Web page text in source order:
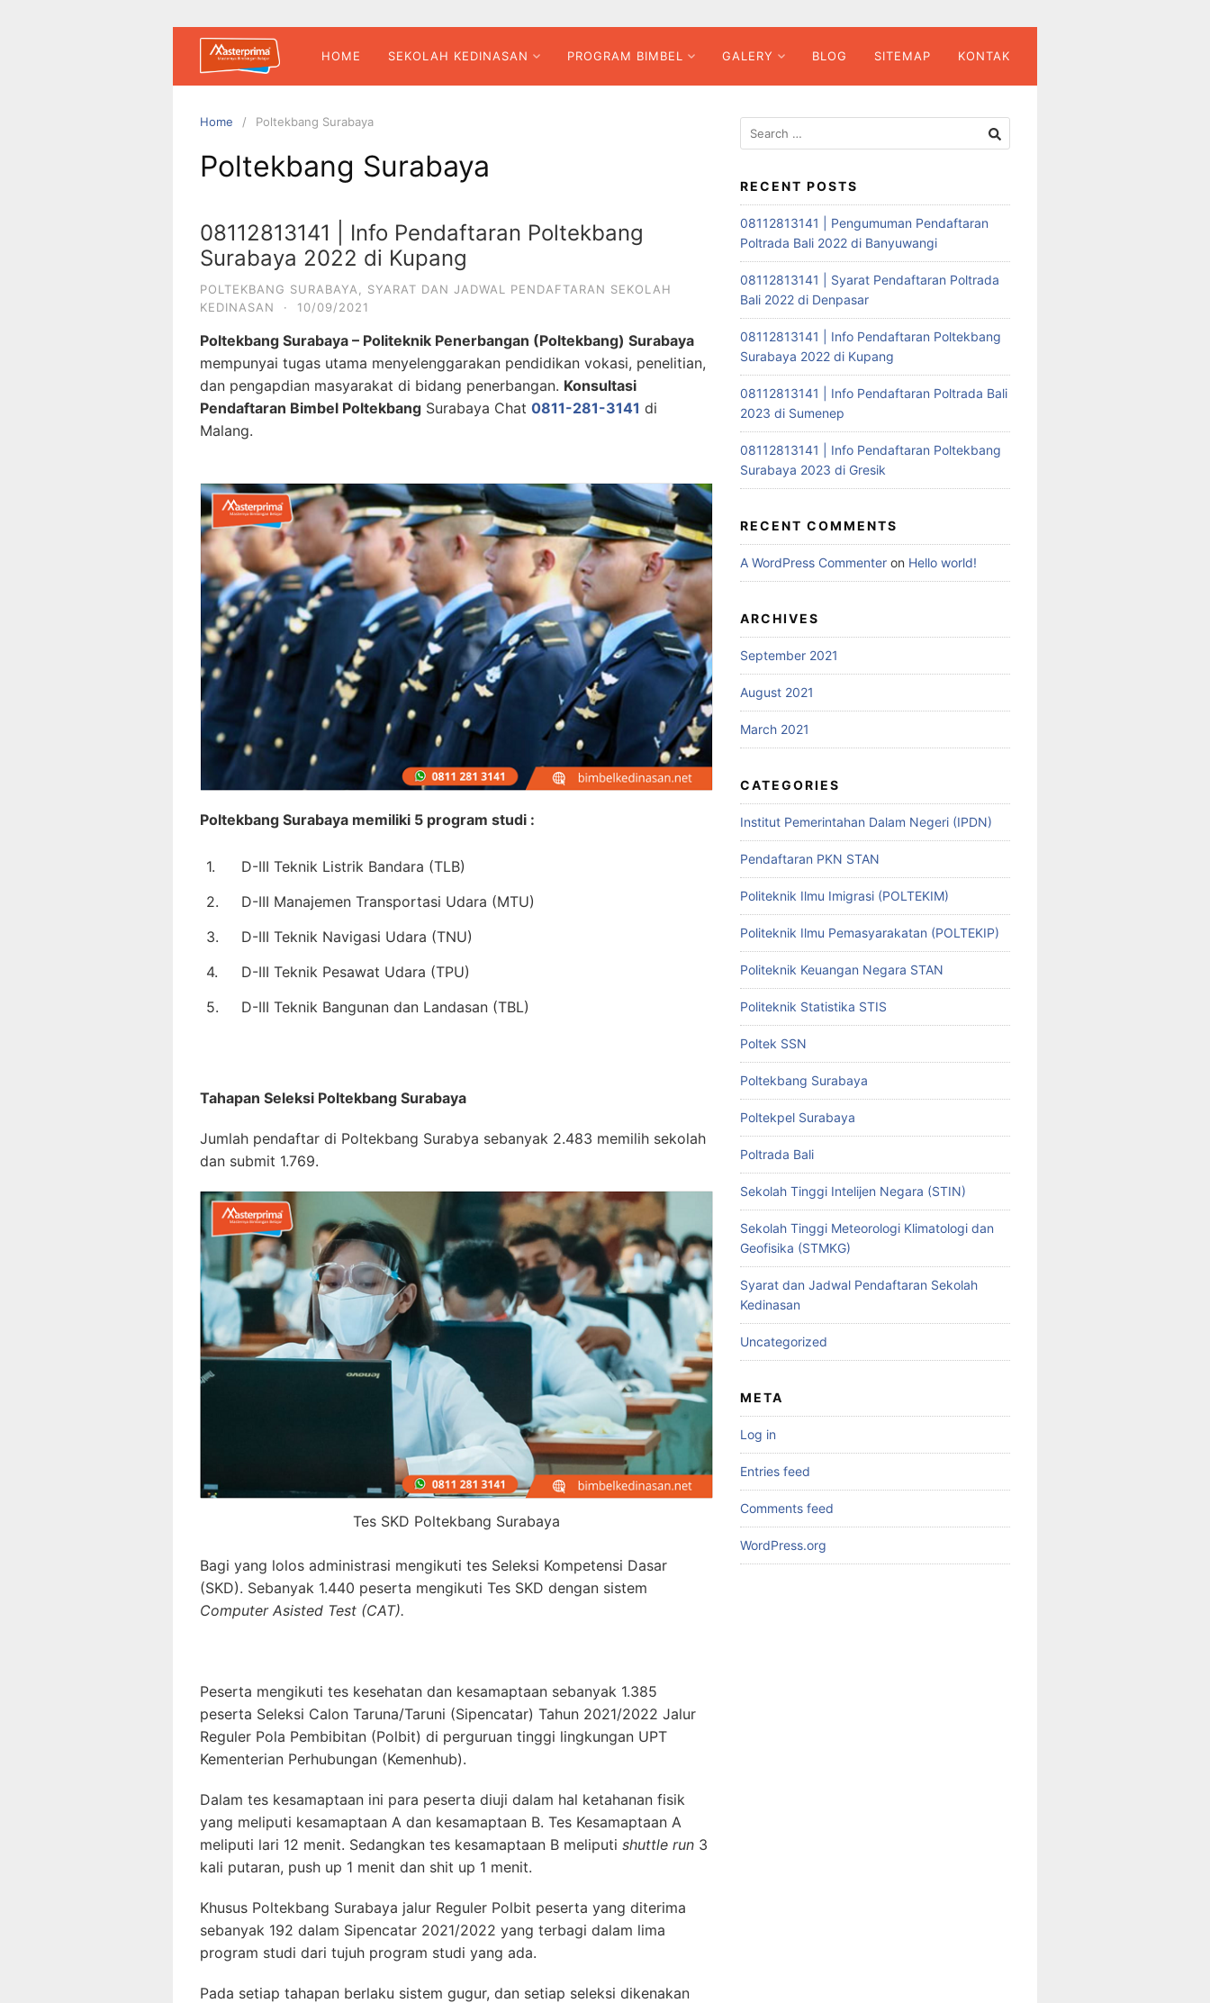
HOME SEKOLAH KEDINASAN PROGRAM BIMBEL GALERY BLOG SITEMAP KONTAK
Home Poltekbang Surabaya
Poltekbang Surabaya
08112813141 | Info Pendaftaran Poltekbang
Surabaya 2022 di Kupang
POLTEKBANG SURABAYA
SYARAT DAN JADWAL PENDAFTARAN SEKOLAH
KEDINASAN
· 10/09/2021
Poltekbang Surabaya – Politeknik Penerbangan (Poltekbang) Surabaya
mempunyai tugas utama menyelenggarakan pendidikan vokasi, penelitian,
dan pengapdian masyarakat di bidang penerbangan. Konsultasi
Pendaftaran Bimbel Poltekbang Surabaya Chat 0811-281-3141 di
Malang.
Poltekbang Surabaya memiliki 5 program studi :
1.
D-III Teknik Listrik Bandara (TLB)
2.
D-III Manajemen Transportasi Udara (MTU)
3.
D-III Teknik Navigasi Udara (TNU)
4.
D-III Teknik Pesawat Udara (TPU)
5.
D-III Teknik Bangunan dan Landasan (TBL)
Tahapan Seleksi Poltekbang Surabaya
Jumlah pendaftar di Poltekbang Surabya sebanyak 2.483 memilih sekolah
dan submit 1.769.
Tes SKD Poltekbang Surabaya
Bagi yang lolos administrasi mengikuti tes Seleksi Kompetensi Dasar
(SKD). Sebanyak 1.440 peserta mengikuti Tes SKD dengan sistem
Computer Asisted Test (CAT).
Peserta mengikuti tes kesehatan dan kesamaptaan sebanyak 1.385
peserta Seleksi Calon Taruna/Taruni (Sipencatar) Tahun 2021/2022 Jalur
Reguler Pola Pembibitan (Polbit) di perguruan tinggi lingkungan UPT
Kementerian Perhubungan (Kemenhub).
Dalam tes kesamaptaan ini para peserta diuji dalam hal ketahanan fisik
yang meliputi kesamaptaan A dan kesamaptaan B. Tes Kesamaptaan A
meliputi lari 12 menit. Sedangkan tes kesamaptaan B meliputi shuttle run 3
kali putaran, push up 1 menit dan shit up 1 menit.
Khusus Poltekbang Surabaya jalur Reguler Polbit peserta yang diterima
sebanyak 192 dalam Sipencatar 2021/2022 yang terbagi dalam lima
program studi dari tujuh program studi yang ada.
Pada setiap tahapan berlaku sistem gugur, dan setiap seleksi dikenakan
Search
for:
RECENT POSTS
08112813141 | Pengumuman Pendaftaran
Poltrada Bali 2022 di Banyuwangi
08112813141 | Syarat Pendaftaran Poltrada
Bali 2022 di Denpasar
08112813141 | Info Pendaftaran Poltekbang
Surabaya 2022 di Kupang
08112813141 | Info Pendaftaran Poltrada Bali
2023 di Sumenep
08112813141 | Info Pendaftaran Poltekbang
Surabaya 2023 di Gresik
RECENT COMMENTS
A WordPress Commenter on Hello world!
ARCHIVES
September 2021
August 2021
March 2021
CATEGORIES
Institut Pemerintahan Dalam Negeri (IPDN)
Pendaftaran PKN STAN
Politeknik Ilmu Imigrasi (POLTEKIM)
Politeknik Ilmu Pemasyarakatan (POLTEKIP)
Politeknik Keuangan Negara STAN
Politeknik Statistika STIS
Poltek SSN
Poltekbang Surabaya
Poltekpel Surabaya
Poltrada Bali
Sekolah Tinggi Intelijen Negara (STIN)
Sekolah Tinggi Meteorologi Klimatologi dan
Geofisika (STMKG)
Syarat dan Jadwal Pendaftaran Sekolah
Kedinasan
Uncategorized
META
Log in
Entries feed
Comments feed
WordPress.org